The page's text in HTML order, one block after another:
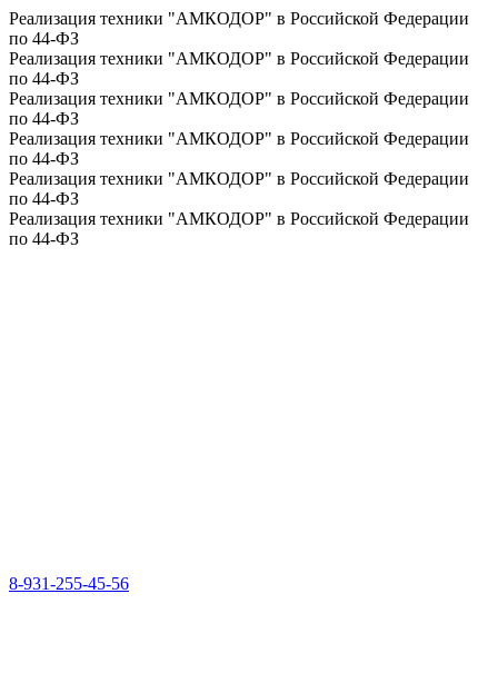
Реализация техники "АМКОДОР" в Российской Федерации
по 44-ФЗ
Реализация техники "АМКОДОР" в Российской Федерации
по 44-ФЗ
Реализация техники "АМКОДОР" в Российской Федерации
по 44-ФЗ
Реализация техники "АМКОДОР" в Российской Федерации
по 44-ФЗ
Реализация техники "АМКОДОР" в Российской Федерации
по 44-ФЗ
Реализация техники "АМКОДОР" в Российской Федерации
по 44-ФЗ
8-931-255-45-56